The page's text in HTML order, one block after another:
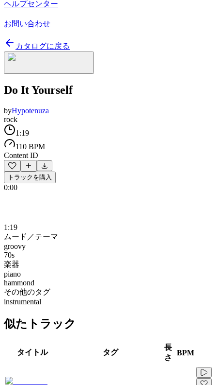
ヘルプセンター
お問い合わせ
カタログに戻る
Do It Yourself
byHypotenuza
rock
1:19
110 BPM
Content ID
トラックを購入
0:00
1:19
ムード／テーマ
groovy
70s
楽器
piano
hammond
その他のタグ
instrumental
似たトラック
タイトル タグ
長
さ
BPM